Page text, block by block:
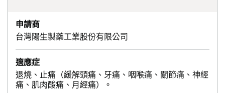
申請商
台灣陽生製藥工業股份有限公司
適應症
退燒、止痛（緩解頭痛、牙痛、咽喉痛、關節痛、神經
痛、肌肉酸痛、月經痛）。